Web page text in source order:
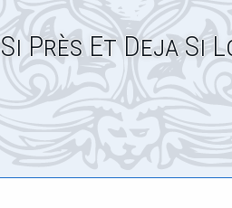
Si Près Et Deja Si